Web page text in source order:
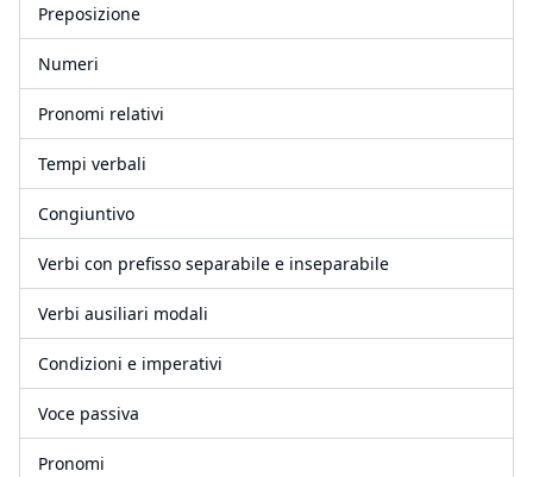
Preposizione
Numeri
Pronomi relativi
Tempi verbali
Congiuntivo
Verbi con prefisso separabile e inseparabile
Verbi ausiliari modali
Condizioni e imperativi
Voce passiva
Pronomi